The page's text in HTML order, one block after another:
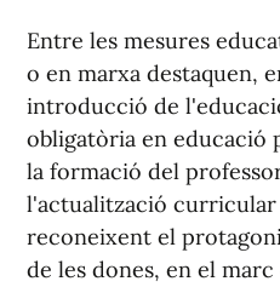
Entre les mesures
o en marxa destaquen,
introducció de
obligatòria en educació
la formació del
l'actualització curricular
reconeixent el
de les dones, en el